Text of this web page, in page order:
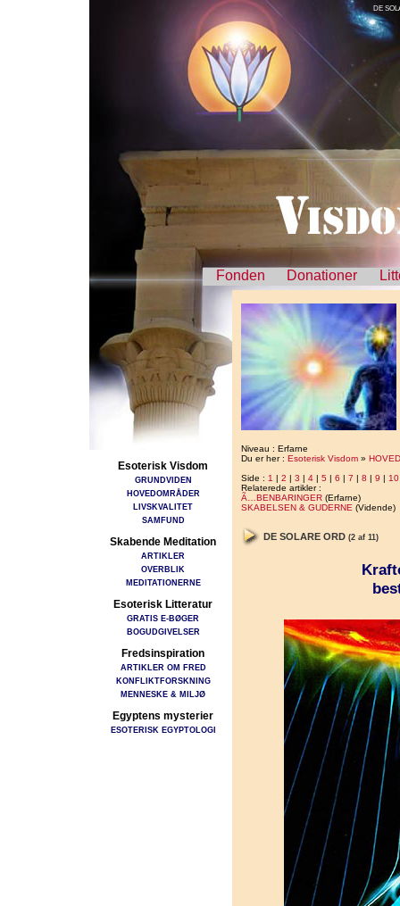
DE
Fonden Donationer
Esoterisk Visdom
GRUNDVIDEN
HOVEDOMRÅDER
LIVSKVALITET
SAMFUND
Skabende Meditation
ARTIKLER
OVERBLIK
MEDITATIONERNE
Esoterisk Litteratur
GRATIS E-BØGER
BOGUDGIVELSER
Fredsinspiration
ARTIKLER OM FRED
KONFLIKTFORSKNING
MENNESKE & MILJØ
Egyptens mysterier
ESOTERISK EGYPTOLOGI
Niveau : Erfarne
Du er her : Esoterisk Visdom »
Side : 1 | 2 | 3 | 4 | 5 | 6 | 7 | 8 | 9 | 10
Relaterede artikler :
Ã…BENBARINGER (Erfarne)
SKABELSEN & GUDERNE (Vidende)
DE SOLARE ORD (2 af 11)